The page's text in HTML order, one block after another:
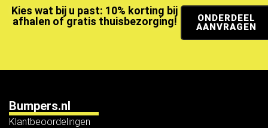
Kies wat bij u past: 10% korting bij
afhalen of gratis thuisbezorging!
ONDERDEEL
AANVRAGEN
Bumpers.nl
Klantbeoordelingen